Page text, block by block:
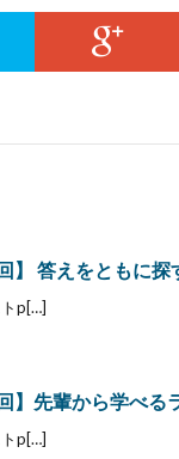
】 答えをともに
p[…]
】先輩から学べる
p[…]